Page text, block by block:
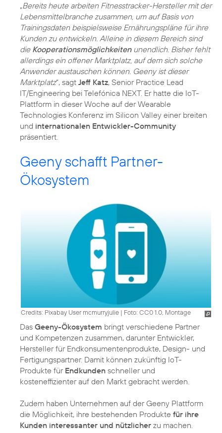
„Bereits heute arbeiten Fitnesstracker-Hersteller mit der
Lebensmittelbranche zusammen, um auf Basis von
Trainingsdaten beispielsweise Ernährungspläne für ihre
Kunden zu entwickeln. Alleine in diesem Bereich sind
die Kooperationsmöglichkeitenunendlich. Bisher fehlt
allerdings ein offener Marktplatz, auf dem sich solche
Anwender austauschen können. Geeny ist dieser
Marktplatz“, sagt Jeff Katz, Senior Practice Lead
IT/Engineering bei Telefónica NEXT. Er hatte die IoT-
Plattform in dieser Woche auf der Wearable
Technologies Konferenz im Silicon Valley einer breiten
und internationalen Entwickler-Community
präsentiert.
Geeny schafft Partner-
Ökosystem
Credits: Pixabay User mcmurryjulie | Foto: CC0 1.0, Montage
Das Geeny-Ökosystem bringt verschiedene Partner
und Kompetenzen zusammen, darunter Entwickler,
Hersteller für Endkonsumentenprodukte, Design- und
Fertigungspartner. Damit können zukünftig IoT-
Produkte für Endkunden schneller und
kosteneffizienter auf den Markt gebracht werden.
Zudem haben Unternehmen auf der Geeny Plattform
die Möglichkeit, ihre bestehenden Produkte für ihre
Kunden interessanter und nützlicher zu machen.